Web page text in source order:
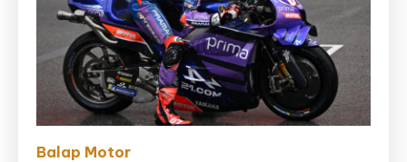
Balap Motor